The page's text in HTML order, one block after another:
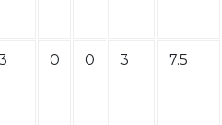
0 0 3 7.5